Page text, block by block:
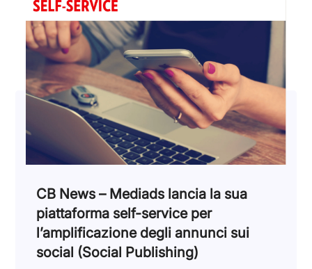
CB News – Mediads lancia la sua
piattaforma self-service per
l’amplificazione degli annunci sui
social (Social Publishing)